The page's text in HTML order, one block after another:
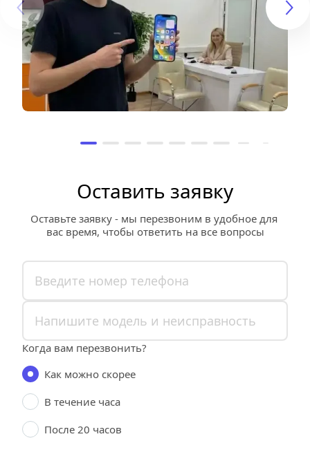
Оставить заявку
Оставьте заявку - мы перезвоним в удобное для
вас время, чтобы ответить на все вопросы
Когда вам перезвонить?
Как можно скорее
В течение часа
После 20 часов